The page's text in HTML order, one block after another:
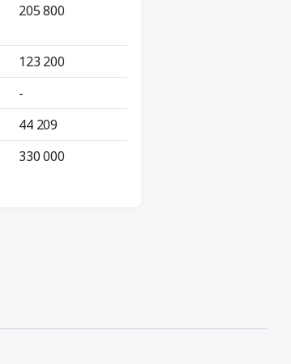
205 800
123 200
-
44 209
330 000